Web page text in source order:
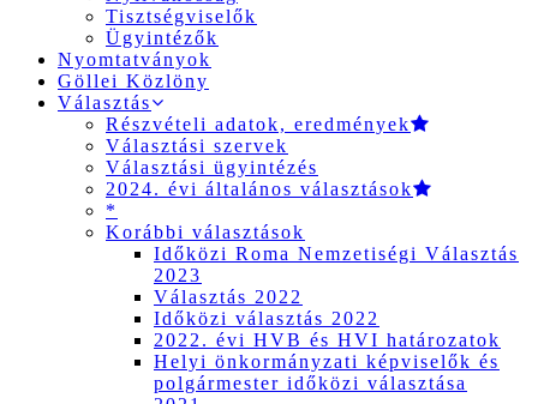
Tisztségviselők
Ügyintézők
Nyomtatványok
Göllei Közlöny
Választás
Részvételi adatok, eredmények
Választási szervek
Választási ügyintézés
2024. évi általános választások
*
Korábbi választások
Időközi Roma Nemzetiségi Választás
2023
Választás 2022
Időközi választás 2022
2022. évi HVB és HVI határozatok
Helyi önkormányzati képviselők és
polgármester időközi választása